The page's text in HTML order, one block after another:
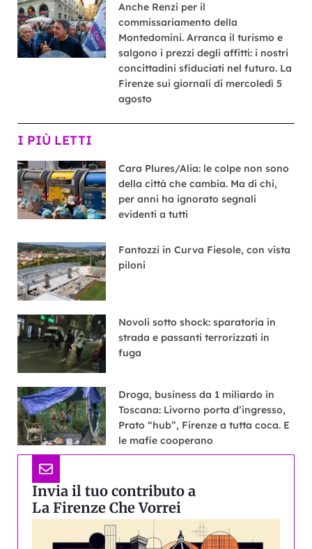
Anche Renzi per il
commissariamento della
Montedomini. Arranca il turismo e
salgono i prezzi degli affitti: i nostri
concittadini sfiduciati nel futuro. La
Firenze sui giornali di mercoledì 5
agosto
I PIÙ LETTI
Cara Plures/Alia: le colpe non sono
della città che cambia. Ma di chi,
per anni ha ignorato segnali
evidenti a tutti
Fantozzi in Curva Fiesole, con vista
piloni
Novoli sotto shock: sparatoria in
strada e passanti terrorizzati in
fuga
Droga, business da 1 miliardo in
Toscana: Livorno porta d’ingresso,
Prato “hub”, Firenze a tutta coca. E
le mafie cooperano
Invia il tuo contributo a
La Firenze Che Vorrei